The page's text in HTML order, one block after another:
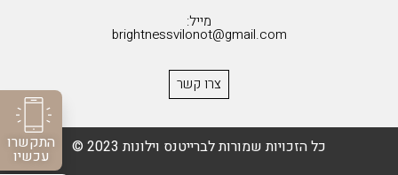
התקשרו
עכשיו
מייל:
brightnessvilonot@gmail.com
צרו קשר
כל הזכויות שמורות לברייטנס וילונות 2023 ©